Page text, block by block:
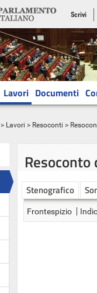
Scrivi
Lavori Documenti
> Lavori > Resoconti >
Resoconto
Stenografico
Frontespizio